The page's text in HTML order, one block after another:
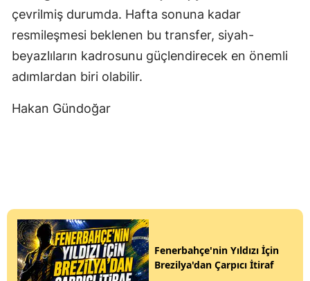
çevrilmiş durumda. Hafta sonuna kadar
resmileşmesi beklenen bu transfer, siyah-
beyazlıların kadrosunu güçlendirecek en önemli
adımlardan biri olabilir.
Hakan Gündoğar
Fenerbahçe'nin Yıldızı İçin
Brezilya'dan Çarpıcı İtiraf